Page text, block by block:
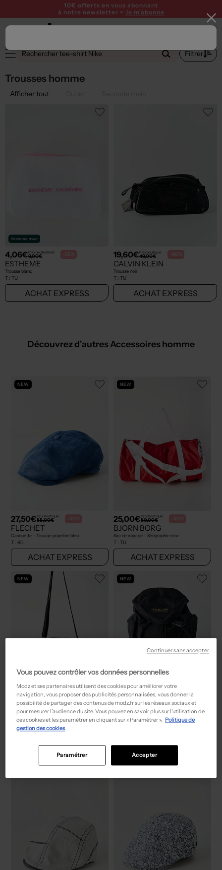
10€ offerts en vous abonnant
à notre newsletter > Je m'abonne
Filtrer
Trousses homme
Afficher tout
Seconde main
4,06€Prix neuf estimé :
9,00€ -55%
ESTHEME
Trousse blanc
T : TU
ACHAT EXPRESS
19,60€Prix boutique :
49,00€ -60%
CALVIN KLEIN
Trousse noir
T : TU
ACHAT EXPRESS
Découvrez d'autres Accessoires homme
NEW
27,50€Prix boutique :
55,00€ -50%
FLECHET
Casquette - Tissage popeline bleu
T : 60
ACHAT EXPRESS
NEW
25,00€Prix boutique :
50,00€ -50%
BJORN BORG
Sac de voyage - Sérigraphie rose
T : TU
ACHAT EXPRESS
NEW
19,00€Prix boutique :
38,00€ -50%
DDP
Sac - Doublure textile noir
ACHAT EXPRESS
NEW
Seconde main
17,95€Prix neuf estimé :
39,90€ -55%
BAG CONCEPT
ACHAT EXPRESS
Vous pouvez contrôler vos données personnelles
Modz et ses partenaires utilisent des cookies pour améliorer votre
navigation, vous proposer des publicités personnalisées, vous donner la
possibilité de partager des contenus de modz.fr sur les réseaux sociaux et
pour mesurer l’audience du site. Vous pouvez en savoir plus sur l’utilisation de
ces cookies et les paramétrer en cliquant sur « Paramétrer ». Politique de
gestion des cookies
Accepter
Paramétrer
Continuer sans accepter